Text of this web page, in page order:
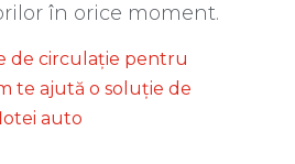
în orice moment.
de circulație pentru
te ajută o soluție de
auto